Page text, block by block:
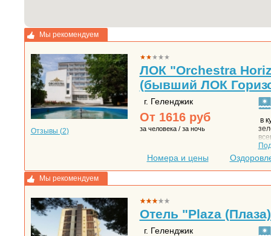
Мы рекомендуем
Отзывы (2)
ЛОК "Orchestra
(бывший ЛОК
г. Геленджик
От 1616руб
за человека / за ночь
в
Номера и цены
Мы рекомендуем
Отель "Plaza
г. Геленджик